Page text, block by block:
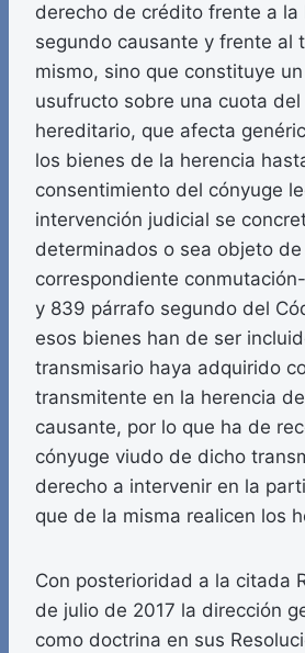
derecho de crédito frente a la
segundo causante y frente al
mismo, sino que constituye
usufructo sobre una cuota
hereditario, que afecta
los bienes de la herencia
consentimiento del cónyuge
intervención judicial se
determinados o sea objeto de
correspondiente
y 839 párrafo segundo del
esos bienes han de ser
transmisario haya adquirido
transmitente en la herencia
causante, por lo que ha de
cónyuge viudo de dicho
derecho a intervenir en la
que de la misma realicen los
Con posterioridad a la citada
de julio de 2017 la dirección
como doctrina en sus